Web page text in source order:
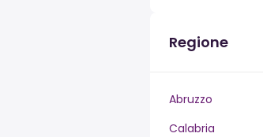
Regione
Abruzzo
Calabria